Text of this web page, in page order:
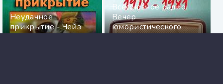
Неудачное
прикрытие - Чейз
Джеймс Хедли
Всесоюзное радио.
Вечер
юмористического
рассказа